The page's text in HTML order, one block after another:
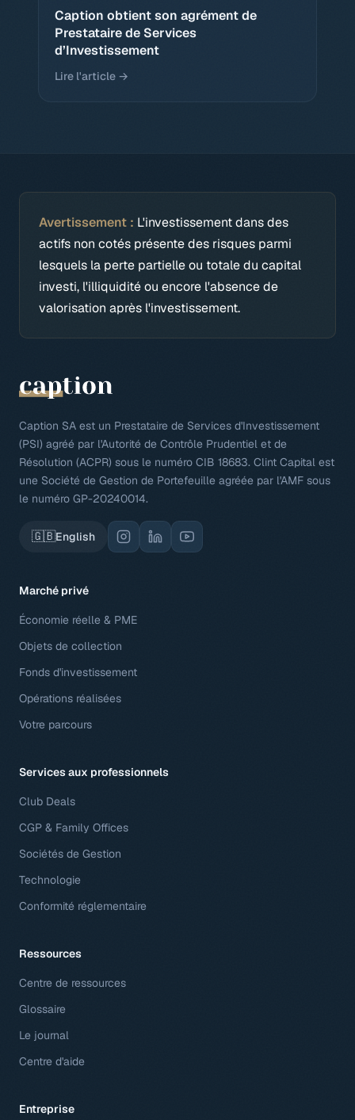
Caption obtient son agrément de
Prestataire de Services
d’Investissement
Lire l'article →
Avertissement : L'investissement dans des
actifs non cotés présente des risques parmi
lesquels la perte partielle ou totale du capital
investi, l'illiquidité ou encore l'absence de
valorisation après l'investissement.
Caption SA est un Prestataire de Services d'Investissement
(PSI) agréé par l'Autorité de Contrôle Prudentiel et de
Résolution (ACPR) sous le numéro CIB 18683. Clint Capital est
une Société de Gestion de Portefeuille agréée par l'AMF sous
le numéro GP-20240014.
🇬🇧English
Marché privé
Économie réelle & PME
Objets de collection
Fonds d'investissement
Opérations réalisées
Votre parcours
Services aux professionnels
Club Deals
CGP & Family Offices
Sociétés de Gestion
Technologie
Conformité réglementaire
Ressources
Centre de ressources
Glossaire
Le journal
Centre d'aide
Entreprise